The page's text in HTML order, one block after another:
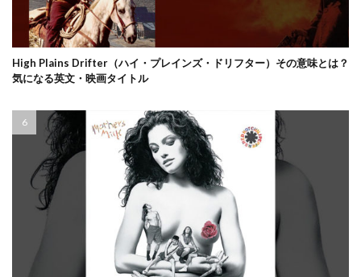
High Plains Drifter（ハイ・プレインズ・ドリフター）その意味とは？
気になる英文・映画タイトル